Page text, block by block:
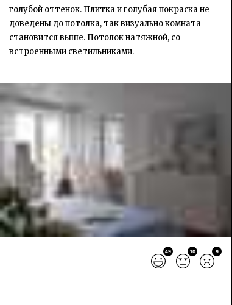
голубой оттенок. Плитка и голубая покраска не
доведены до потолка, так визуально комната
становится выше. Потолок натяжной, со
встроенными светильниками.
49 10 9